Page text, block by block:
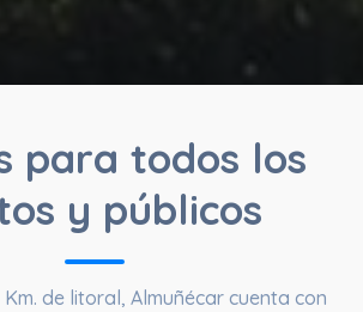
para todos los
y públicos
Km. de litoral , Almuñécar cuenta con